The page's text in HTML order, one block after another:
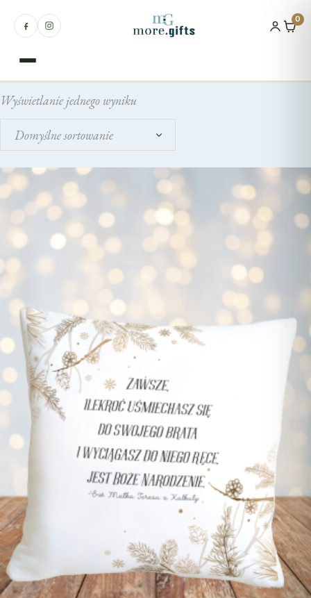
0
Produkty
Okazje
Dla kogo
Miejsca
Zakątek nadziei
Stwórz swój projekt
Leżaki
Wyświetlanie jednego wyniku
Domyślne sortowanie